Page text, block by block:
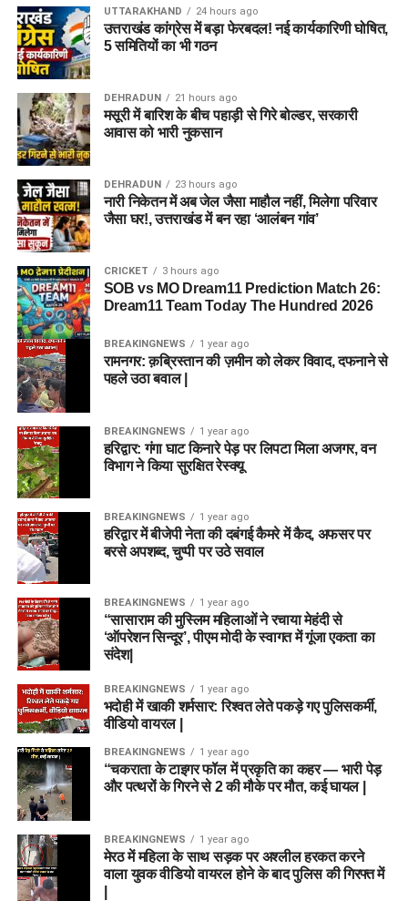
UTTARAKHAND 24 hours ago
उत्तराखंड कांग्रेस में बड़ा फेरबदल! नई कार्यकारिणी घोषित,
5 समितियों का भी गठन
DEHRADUN 21 hours ago
मसूरी में बारिश के बीच पहाड़ी से गिरे बोल्डर, सरकारी
आवास को भारी नुकसान
DEHRADUN 23 hours ago
नारी निकेतन में अब जेल जैसा माहौल नहीं, मिलेगा परिवार
जैसा घर!, उत्तराखंड में बन रहा ‘आलंबन गांव’
CRICKET 3 hours ago
SOB vs MO Dream11 Prediction Match 26:
Dream11 Team Today The Hundred 2026
BREAKINGNEWS 1 year ago
रामनगर: क़ब्रिस्तान की ज़मीन को लेकर विवाद, दफनाने से
पहले उठा बवाल |
BREAKINGNEWS 1 year ago
हरिद्वार: गंगा घाट किनारे पेड़ पर लिपटा मिला अजगर, वन
विभाग ने किया सुरक्षित रेस्क्यू
BREAKINGNEWS 1 year ago
हरिद्वार में बीजेपी नेता की दबंगई कैमरे में कैद, अफसर पर
बरसे अपशब्द, चुप्पी पर उठे सवाल
BREAKINGNEWS 1 year ago
“सासाराम की मुस्लिम महिलाओं ने रचाया मेहंदी से
‘ऑपरेशन सिन्दूर’, पीएम मोदी के स्वागत में गूंजा एकता का
संदेश|
BREAKINGNEWS 1 year ago
भदोही में खाकी शर्मसार: रिश्वत लेते पकड़े गए पुलिसकर्मी,
वीडियो वायरल |
BREAKINGNEWS 1 year ago
“चकराता के टाइगर फॉल में प्रकृति का कहर — भारी पेड़
और पत्थरों के गिरने से 2 की मौके पर मौत, कई घायल |
BREAKINGNEWS 1 year ago
मेरठ में महिला के साथ सड़क पर अश्लील हरकत करने
वाला युवक वीडियो वायरल होने के बाद पुलिस की गिरफ्त में